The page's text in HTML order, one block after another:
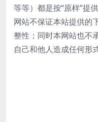
等等）都是按“原样”提
网站不保证本站提供的
整性；同时本网站也不
自己和他人造成任何形